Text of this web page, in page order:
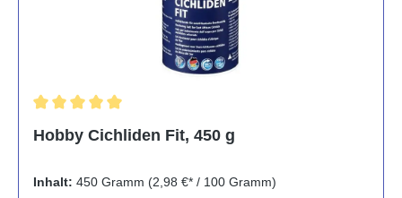
Hobby Cichliden Fit, 450 g
Inhalt: 450 Gramm (2,98 €* / 100 Gramm)